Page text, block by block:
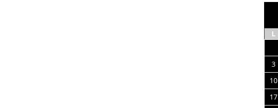
L
3
10
17